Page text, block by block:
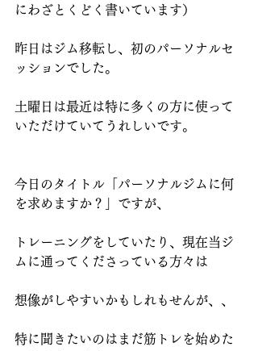
にわざとくどく書いています）
昨日はジム移転し、初のパーソナルセ
ッションでした。
土曜日は最近は特に多くの方に使って
いただけていてうれしいです。
今日のタイトル「パーソナルジムに何
を求めますか？」ですが、
トレーニングをしていたり、現在当ジ
ムに通ってくださっている方々は
想像がしやすいかもしれもせんが、、
特に聞きたいのはまだ筋トレを始めた